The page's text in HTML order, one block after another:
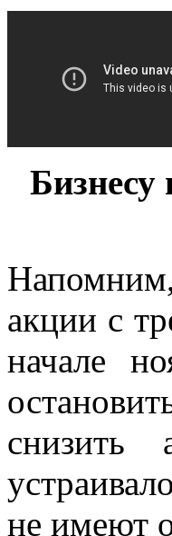
акции с
начале
снизить
не имеют